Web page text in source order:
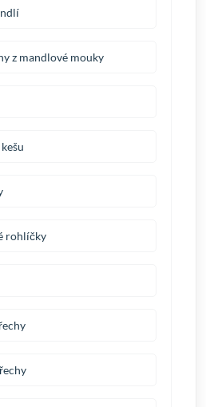
z mandlové mouky
rohlíčky